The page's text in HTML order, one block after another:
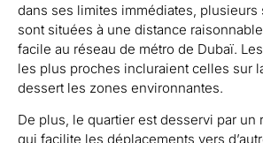
dans ses limites immédiates, plusieurs
sont situées à une distance
facile au réseau de métro de Dubaï.
les plus proches incluraient celles sur
dessert les zones environnantes.
De plus, le quartier est desservi par un
qui facilite les déplacements vers